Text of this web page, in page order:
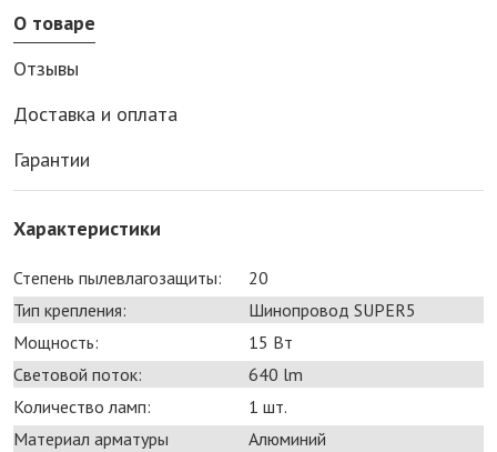
О товаре
Отзывы
Доставка и оплата
Гарантии
Характеристики
Степень пылевлагозащиты:
20
Тип крепления:
Шинопровод SUPER5
Мощность:
15 Bт
Световой поток:
640 lm
Количество ламп:
1 шт.
Материал арматуры
Алюминий